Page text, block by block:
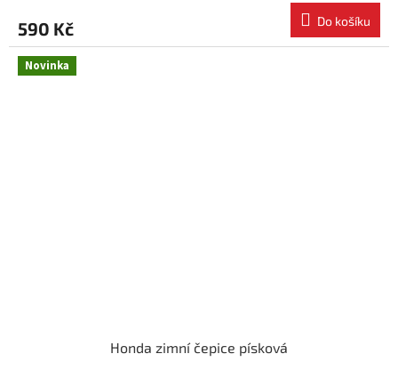
590 Kč Do košíku
Novinka
Honda zimní čepice písková